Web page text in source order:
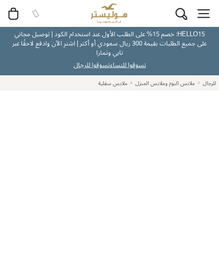
HELLO15: خصم 15% على الطلب الأول عند استخدام الكود | توصيل مجاني
على جميع الطلبات بقيمة 300 ريال سعودي أو أكثر | اشترِ الآن وادفع لاحقًا عبر
تابي وتمارا
تسوقوا للنساءتسوقوا للرجال
للرجال ملابس النوم وملابس المنزل ملابس سفلية